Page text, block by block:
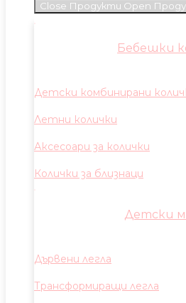
Close Продукти Open
Бебешки
Детски комбинирани
Летни колички
Аксесоари за колички
Колички за близнаци
Детски
Дървени легла
Трансформиращи легла